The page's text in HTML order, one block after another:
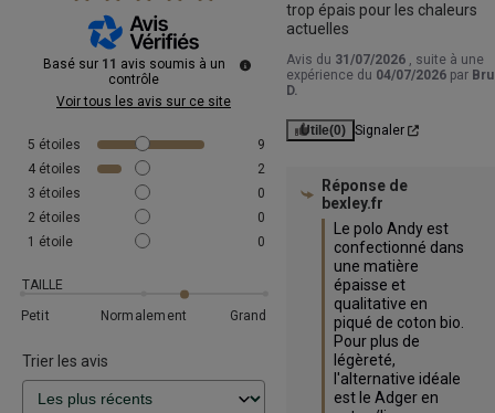
Basé sur 11 avis soumis à un
contrôle
Voir tous les avis sur ce site
5 étoiles
9
4 étoiles
2
3 étoiles
0
2 étoiles
0
1 étoile 0
TAILLE
Petit
Normalement Grand
Trier les avis
trop épais pour les chaleurs
actuelles
Avis du 31/07/2026 , suite à une
expérience du 04/07/2026 par
D.
Utile(0) Signaler
Réponse de
bexley.fr
Le polo Andy est
confectionné dans
une matière
épaisse et
qualitative en
piqué de coton bio.
Pour plus de
légèreté,
l'alternative idéale
est le Adger en